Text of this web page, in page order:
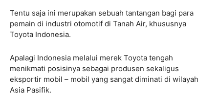
Tentu saja ini merupakan sebuah tantangan bagi para
pemain di industri otomotif di Tanah Air, khususnya
Toyota Indonesia.
Apalagi Indonesia melalui merek Toyota tengah
menikmati posisinya sebagai produsen sekaligus
eksportir mobil – mobil yang sangat diminati di wilayah
Asia Pasifik.